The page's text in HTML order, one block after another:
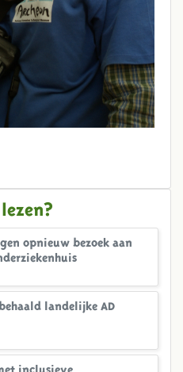
lezen?
opnieuw bezoek aan
landelijke AD
inclusieve